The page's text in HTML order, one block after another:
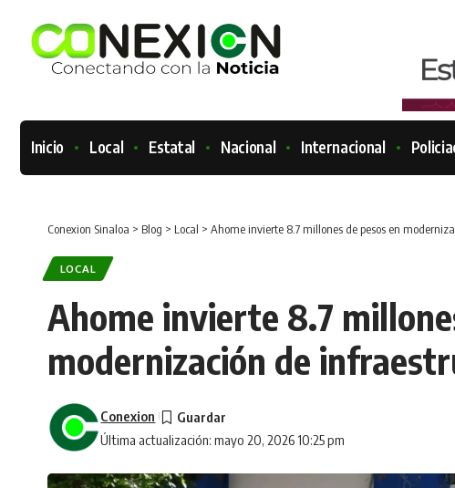
Inicio Local Estatal Nacional Internacional
Conexion Sinaloa > Blog > Local > Ahome invierte 8.7 millones de pesos en
LOCAL
Ahome invierte 8.7
modernización de
Última actualización: mayo 20, 2026 10:25 pm
Conexion